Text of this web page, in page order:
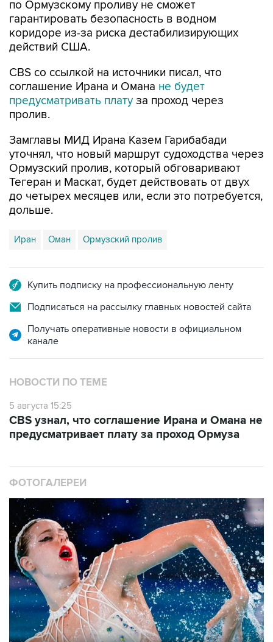
по Ормузскому проливу не сможет
гарантировать безопасность в водном
коридоре из-за риска дестабилизирующих
действий США.
CBS со ссылкой на источники писал, что
соглашение Ирана и Омана не будет
предусматривать плату за проход через
пролив.
Замглавы МИД Ирана Казем Гарибабади
уточнял, что новый маршрут судоходства через
Ормузский пролив, который обговаривают
Тегеран и Маскат, будет действовать от двух
до четырех месяцев или, если это потребуется,
дольше.
Иран Оман Ормузский пролив
Купить подписку на профессиональную ленту
Подписаться на рассылку главных новостей сайта
Получать оперативные новости в официальном
канале
НОВОСТИ ПО ТЕМЕ
5 августа 15:25
CBS узнал, что соглашение Ирана и Омана не
предусматривает плату за проход Ормуза
ФОТОГАЛЕРЕИ